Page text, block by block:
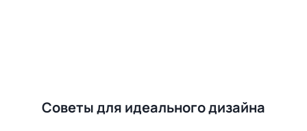
Советы для идеального дизайна